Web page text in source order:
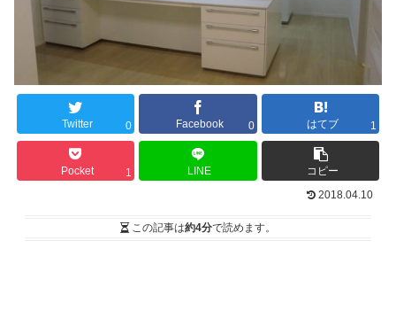
Twitter 0 Facebook 0 はてブ 1
Pocket 1 LINE
コピー
2018.04.10
この記事は約4分で読めます。